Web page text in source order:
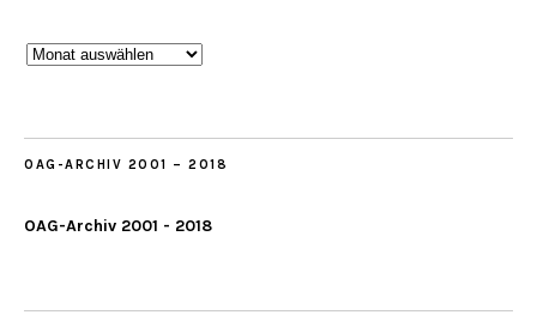
Beobachtungen
OAG-ARCHIV 2001 – 2018
OAG-Archiv 2001 - 2018